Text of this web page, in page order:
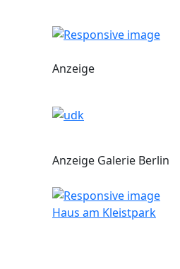
Anzeige
Anzeige Galerie Berlin
Haus am Kleistpark